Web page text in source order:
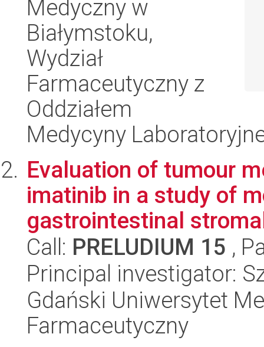
Medyczny w
Białymstoku,
Wydział
Farmaceutyczny z
Oddziałem
Medycyny
Evaluation of tumour
imatinib in a study of
gastrointestinal
Call: PRELUDIUM 15 ,
Principal investigator:
Gdański Uniwersytet
Farmaceutyczny